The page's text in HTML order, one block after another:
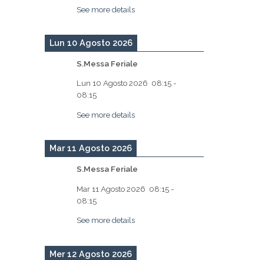
See more details
Lun 10 Agosto 2026
S.Messa Feriale
Lun 10 Agosto 2026 08:15 -
08:15
See more details
Mar 11 Agosto 2026
S.Messa Feriale
Mar 11 Agosto 2026 08:15 -
08:15
See more details
Mer 12 Agosto 2026